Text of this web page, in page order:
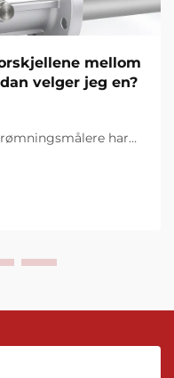
mellom
velger jeg en?
har
sofistikerte